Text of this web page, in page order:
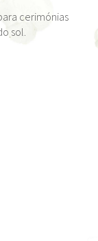
cerimónias
sol.